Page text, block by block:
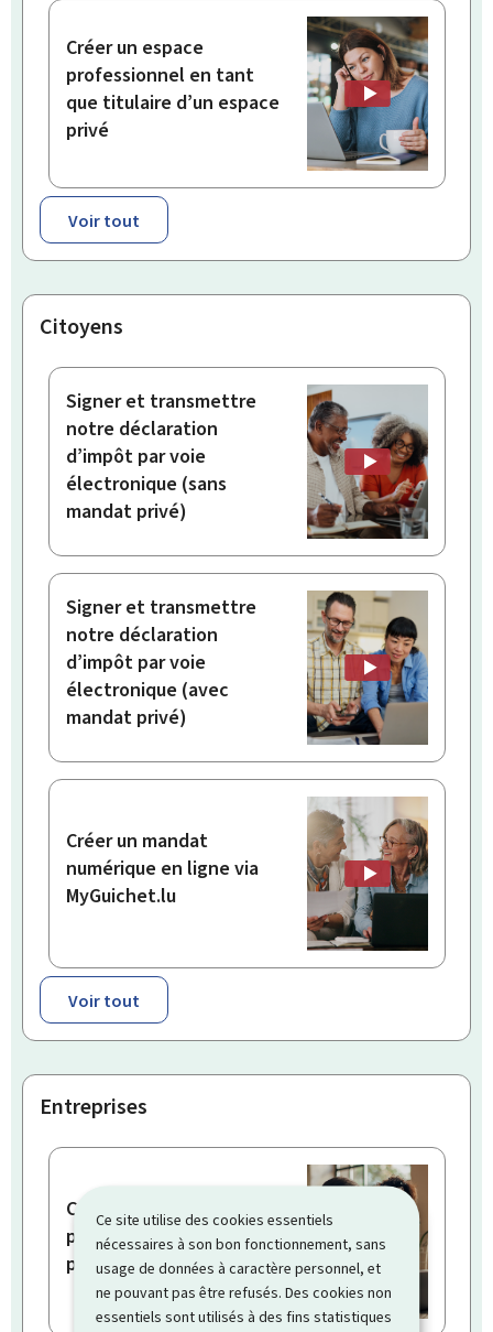
Ce site utilise des cookies essentiels
nécessaires à son bon fonctionnement, sans
usage de données à caractère personnel, et
ne pouvant pas être refusés. Des cookies non
essentiels sont utilisés à des fins statistiques
Créer un espace
professionnel en tant
que titulaire d’un espace
privé
Voir tout
Citoyens
Signer et transmettre
notre déclaration
d’impôt par voie
électronique (sans
mandat privé)
Signer et transmettre
notre déclaration
d’impôt par voie
électronique (avec
mandat privé)
Créer un mandat
numérique en ligne via
MyGuichet.lu
Voir tout
Entreprises
Consulter les fiches
pluriannuelles de mon
personnel